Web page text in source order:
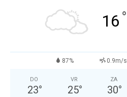
16 °
87% 0.9m/s
DO
23°
VR
25°
ZA
30°